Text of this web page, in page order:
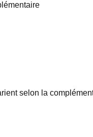
selon la